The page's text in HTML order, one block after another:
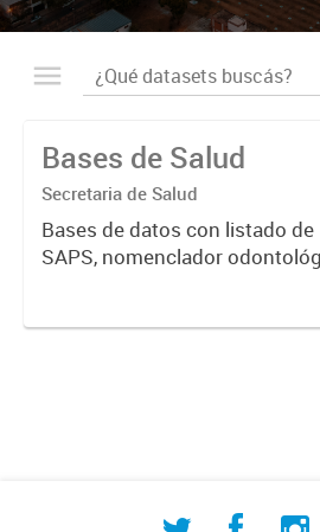
Bases de Salud
Secretaria de Salud
Bases de datos con listado de
SAPS, nomenclador